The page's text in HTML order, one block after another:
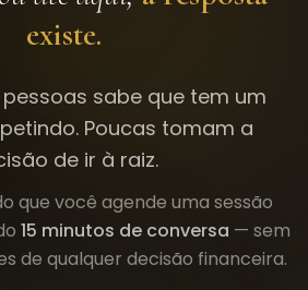
existe.
sabe que tem um
Poucas tomam a
de ir à raiz.
que você agende uma sessão
15 minutos de conversa — sem
de qualquer decisão financeira.